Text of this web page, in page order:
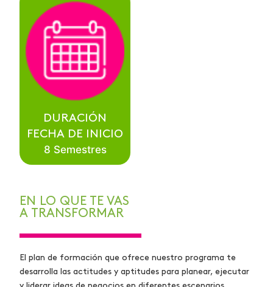
DURACIÓN
FECHA DE INICIO
8 Semestres
EN LO QUE TE VAS
A TRANSFORMAR
El plan de formación que ofrece nuestro programa te
desarrolla las actitudes y aptitudes para planear, ejecutar